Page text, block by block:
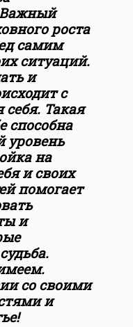
Важный
роста
самим
ситуаций.
и
с
Такая
способна
уровень
на
и своих
помогает
и
со своими
и